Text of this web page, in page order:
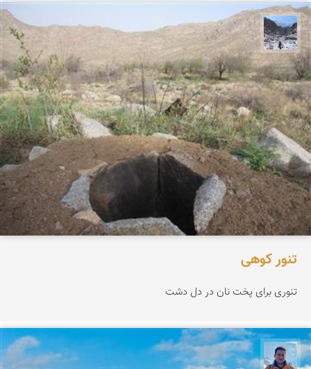
نجمه فرشی
تنور کوهی
تنوری برای پخت نان در دل دشت
محمد نورمحمديان